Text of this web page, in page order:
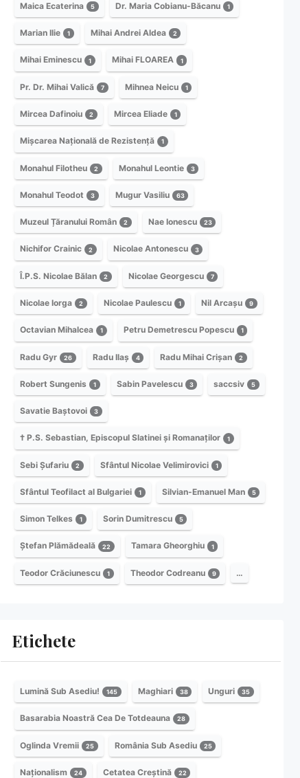
Maica Ecaterina 5 Dr. Maria Cobianu-Băcanu 1
Marian Ilie 1 Mihai Andrei Aldea 2
Mihai Eminescu 1 Mihai FLOAREA 1
Pr. Dr. Mihai Valică 7 Mihnea Neicu 1
Mircea Dafinoiu 2 Mircea Eliade 1
Mișcarea Națională de Rezistență 1
Monahul Filotheu 2 Monahul Leontie 3
Monahul Teodot 3 Mugur Vasiliu 63
Muzeul Țăranului Român 2 Nae Ionescu 23
Nichifor Crainic 2 Nicolae Antonescu 3
Î.P.S. Nicolae Bălan 2 Nicolae Georgescu 7
Nicolae Iorga 2 Nicolae Paulescu 1 Nil Arcașu 9
Octavian Mihalcea 1 Petru Demetrescu Popescu 1
Radu Gyr 26 Radu Ilaș 4 Radu Mihai Crișan 2
Robert Sungenis 1 Sabin Pavelescu 3 saccsiv 5
Savatie Baștovoi 3
† P.S. Sebastian, Episcopul Slatinei și Romanaților 1
Sebi Șufariu 2 Sfântul Nicolae Velimirovici 1
Sfântul Teofilact al Bulgariei 1 Silvian-Emanuel Man 5
Simon Telkes 1 Sorin Dumitrescu 5
Ștefan Plămădeală 22 Tamara Gheorghiu 1
Teodor Crăciunescu 1 Theodor Codreanu 9 …
Etichete
Lumină Sub Asediu! 145 Maghiari 38 Unguri 35
Basarabia Noastră Cea De Totdeauna 28
Oglinda Vremii 25 România Sub Asediu 25
Naționalism 24 Cetatea Creștină 22